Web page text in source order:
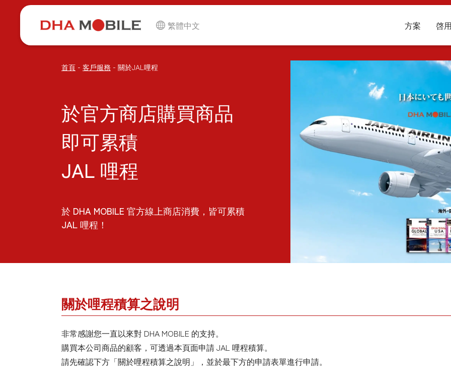
繁體中文 方案 啓用
首頁 - 客戶服務 - 關於JAL哩程
於官方商店購買商品
即可累積
JAL 哩程
於 DHA MOBILE 官方線上商店消費，皆可累積
JAL 哩程！
關於哩程積算之說明
非常感謝您一直以來對 DHA MOBILE 的支持。
購買本公司商品的顧客，可透過本頁面申請 JAL 哩程積算。
請先確認下方「關於哩程積算之說明」，並於最下方的申請表單進行申請。